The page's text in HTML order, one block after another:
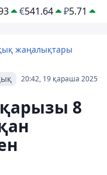
€541.64 ₽5.71
жаңалықтары
20:42, 19 қараша 2025
8